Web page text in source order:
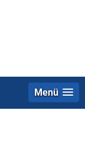
Menü